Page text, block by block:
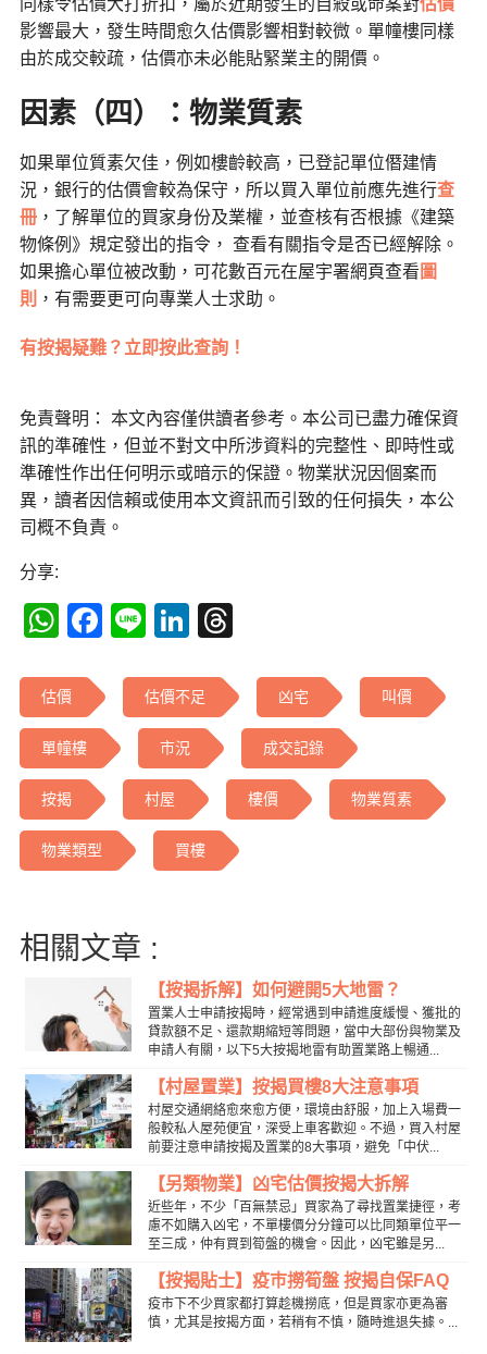
同樣令估價大打折扣，屬於近期發生的自殺或命案對估價
影響最大，發生時間愈久估價影響相對較微。單幢樓同樣
由於成交較疏，估價亦未必能貼緊業主的開價。
因素（ 四 ） ：物業質素
如果單位質素欠佳，例如樓齡較高，已登記單位僭建情
況，銀行的估價會較為保守，所以買入單位前應先進行查
冊，了解單位的買家身份及業權，並查核有否根據《建築
物條例》規定發出的指令， 查看有關指令是否已經解除。
如果擔心單位被改動，可花數百元在屋宇署網頁查看 圖
則 ，有需要更可向專業人士求助。
有按揭疑難？立即按此查詢！
免責聲明： 本文內容僅供讀者參考。本公司已盡力確保資
訊的準確性，但並不對文中所涉資料的完整性、即時性或
準確性作出任何明示或暗示的保證。物業狀況因個案而
異，讀者因信賴或使用本文資訊而引致的任何損失，本公
司概不負責。
分享:
WhatsApp
Facebook
LineLinkedIn
估價 估價不足 凶宅 叫價
單幢樓 市況 成交記錄
按揭 村屋 樓價 物業質素
物業類型 買樓
相關文章 :
【按揭拆解】如何避開5大地雷？
置業人士申請按揭時，經常遇到申請進度緩慢、獲批的
貸款額不足、還款期縮短等問題，當中大部份與物業及
申請人有關，以下5大按揭地雷有助置業路上暢通...
【村屋置業】按揭買樓8大注意事項
村屋交通網絡愈來愈方便，環境由舒服，加上入場費一
般較私人屋苑便宜，深受上車客歡迎。不過，買入村屋
前要注意申請按揭及置業的8大事項，避免「中伏...
【另類物業】凶宅估價按揭大拆解
近些年，不少「百無禁忌」買家為了尋找置業捷徑，考
慮不如購入凶宅，不單樓價分分鐘可以比同類單位平一
至三成，仲有買到筍盤的機會。因此，凶宅雖是另...
【按揭貼士】疫巿撈筍盤 按揭自保FAQ
疫市下不少買家都打算趁機撈底，但是買家亦更為審
慎，尤其是按揭方面，若稍有不慎，隨時進退失據。...